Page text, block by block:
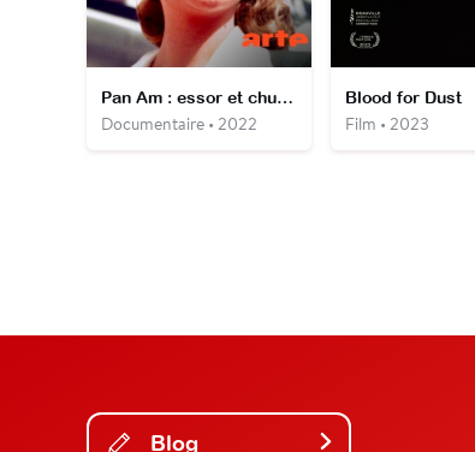
Pan Am : essor et chute d'une compagnie mythique
Documentaire • 2022
Blood for Dust
Film • 2023
Blog